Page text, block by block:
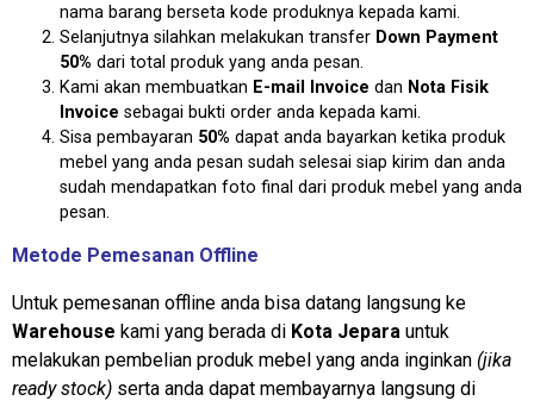
nama barang berseta kode produknya kepada kami.
Selanjutnya silahkan melakukan transfer Down Payment
50% dari total produk yang anda pesan.
Kami akan membuatkan E-mail Invoice dan Nota Fisik
Invoice sebagai bukti order anda kepada kami.
Sisa pembayaran 50% dapat anda bayarkan ketika produk
mebel yang anda pesan sudah selesai siap kirim dan anda
sudah mendapatkan foto final dari produk mebel yang anda
pesan.
Metode Pemesanan Offline
Untuk pemesanan offline anda bisa datang langsung ke
Warehouse kami yang berada di Kota Jepara untuk
melakukan pembelian produk mebel yang anda inginkan (jika
ready stock) serta anda dapat membayarnya langsung di